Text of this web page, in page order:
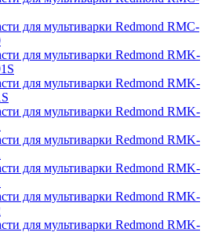
для мультиварки Redmond RMC-
для мультиварки Redmond RMK-
для мультиварки Redmond RMK-
для мультиварки Redmond RMK-
для мультиварки Redmond RMK-
для мультиварки Redmond RMK-
для мультиварки Redmond RMK-
для мультиварки Redmond RMK-